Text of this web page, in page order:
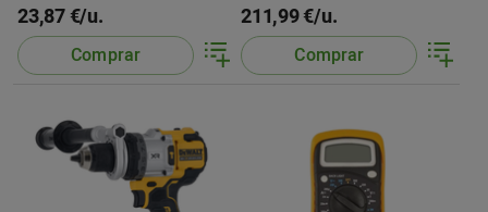
23,87 €/u.
Comprar
211,99 €/u.
Comprar